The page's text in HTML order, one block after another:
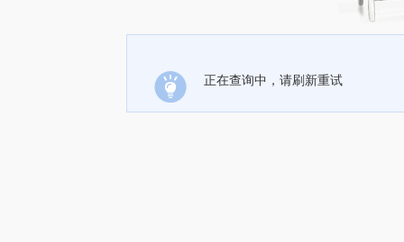
正在查询中，请刷新重试